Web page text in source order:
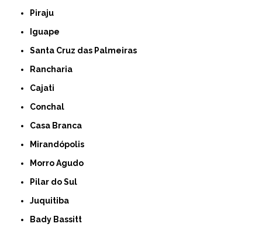
Piraju
Iguape
Santa Cruz das Palmeiras
Rancharia
Cajati
Conchal
Casa Branca
Mirandópolis
Morro Agudo
Pilar do Sul
Juquitiba
Bady Bassitt